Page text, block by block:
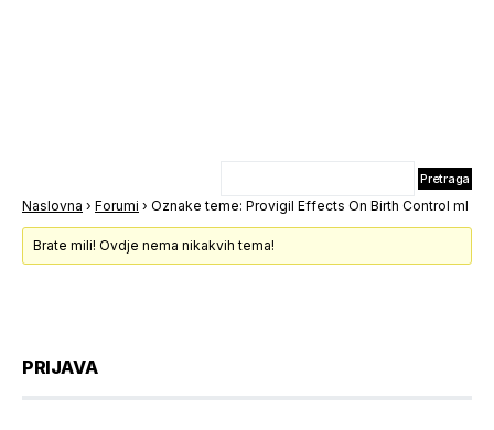
Naslovna › Forumi › Oznake teme: Provigil Effects On Birth Control ml
Brate mili! Ovdje nema nikakvih tema!
PRIJAVA